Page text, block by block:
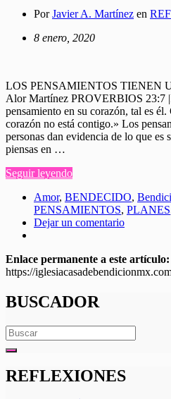
PorJavier A. Martínez en
8 enero, 2020
LOS PENSAMIENTOS TIENEN
Alor Martínez PROVERBIOS 23:7
pensamiento en su corazón, tal es
corazón no está contigo.» Los
personas dan evidencia de lo que es
piensas en …
Seguir leyendo
Amor, BENDECIDO,
PENSAMIENTOS, PLANES
Dejar un comentario
Enlace permanente a este artículo:
https://
BUSCADOR
Search
for:
REFLEXIONES